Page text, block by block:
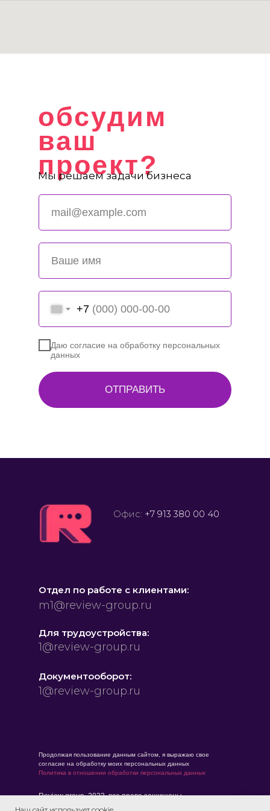
обсудим
ваш
проект?
Мы решаем задачи бизнеса
+7
Даю согласие на обработку персональных
данных
ОТПРАВИТЬ
Продолжая пользование данным сайтом, я выражаю свое
согласие на обработку моих персональных данных
Политика в отношении обработки персональных данных
Офис: +7 913 380 00 40
Review group, 2023, все права защищены
Отдел по работе с клиентами:
m1@review-group.ru
Для трудоустройства:
1@review-group.ru
Документооборот:
1@review-group.ru
Разработка и дизайн сайта